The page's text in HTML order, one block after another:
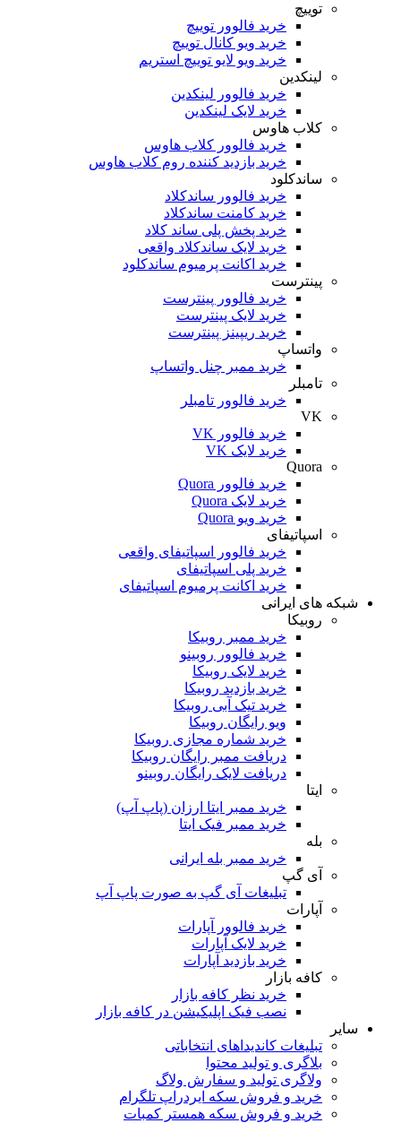
توییچ
خرید فالوور توییچ
خرید ویو کانال توییچ
خرید ویو لایو توییچ استریم
لینکدین
خرید فالوور لینکدین
خرید لایک لینکدین
کلاب هاوس
خرید فالوور کلاب هاوس
خرید بازدید کننده روم کلاب هاوس
ساندکلود
خرید فالوور ساندکلاد
خرید کامنت ساندکلاد
خرید پخش پلی ساند کلاد
خرید لایک ساندکلاد واقعی
خرید اکانت پرمیوم ساندکلود
پینترست
خرید فالوور پینترست
خرید لایک پینترست
خرید ریپینز پینترست
واتساپ
خرید ممبر چنل واتساپ
تامبلر
خرید فالوور تامبلر
VK
خرید فالوور VK
خرید لایک VK
Quora
خرید فالوور Quora
خرید لایک Quora
خرید ویو Quora
اسپاتیفای
خرید فالوور اسپاتیفای واقعی
خرید پلی اسپاتیفای
خرید اکانت پرمیوم اسپاتیفای
شبکه های ایرانی
روبیکا
خرید ممبر روبیکا
خرید فالوور روبینو
خرید لایک روبیکا
خرید بازدید روبیکا
خرید تیک آبی روبیکا
ویو رایگان روبیکا
خرید شماره مجازی روبیکا
دریافت ممبر رایگان روبیکا
دریافت لایک رایگان روبینو
ایتا
خرید ممبر ایتا ارزان (پاپ آپ)
خرید ممبر فیک ایتا
بله
خرید ممبر بله ایرانی
آی گپ
تبلیغات آی گپ به صورت پاپ آپ
آپارات
خرید فالوور آپارات
خرید لایک آپارات
خرید بازدید آپارات
کافه بازار
خرید نظر کافه بازار
نصب فیک اپلیکیشن در کافه بازار
سایر
تبلیغات کاندیداهای انتخاباتی
بلاگری و تولید محتوا
ولاگری تولید و سفارش ولاگ
خرید و فروش سکه ایردراپ تلگرام
خرید و فروش سکه همستر کمبات